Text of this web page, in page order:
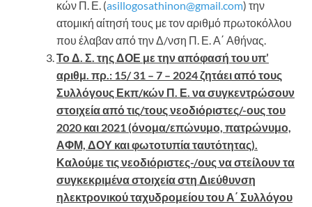
κών Π. Ε. (asillogosathinon@gmail.com) την
ατομική αίτησή τους με τον αριθμό πρωτοκόλλου
που έλαβαν από την Δ/νση Π. Ε. Α΄ Αθήνας.
Το Δ. Σ. της ΔΟΕ με την απόφασή του υπ’
αριθμ. πρ.: 15/ 31 – 7 – 2024 ζητάει από τους
Συλλόγους Εκπ/κών Π. Ε. να συγκεντρώσουν
στοιχεία από τις/τους νεοδιόριστες/-ους του
2020 και 2021 (όνομα/επώνυμο, πατρώνυμο,
ΑΦΜ, ΔΟΥ και φωτοτυπία ταυτότητας).
Καλούμε τις νεοδιόριστες-/ους να στείλουν τα
συγκεκριμένα στοιχεία στη Διεύθυνση
ηλεκτρονικού ταχυδρομείου του Α΄ Συλλόγου